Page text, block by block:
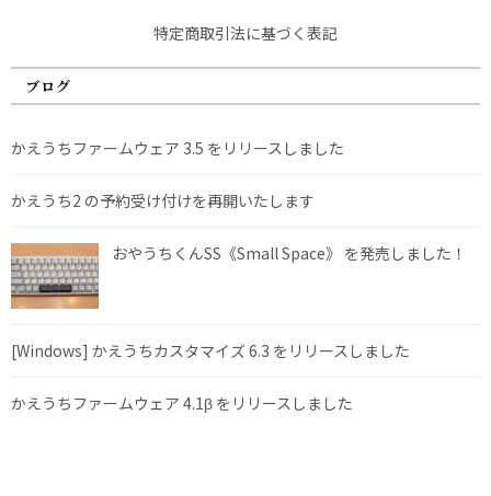
特定商取引法に基づく表記
ブログ
かえうちファームウェア 3.5 をリリースしました
かえうち2 の予約受け付けを再開いたします
おやうちくんSS《Small Space》 を発売しました！
[Windows] かえうちカスタマイズ 6.3 をリリースしました
かえうちファームウェア 4.1β をリリースしました